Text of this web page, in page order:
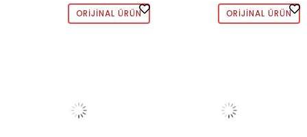
ORIJINAL ÜRÜN ORIJINAL ÜRÜN